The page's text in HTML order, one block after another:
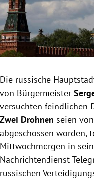
Untermenü
Untermenü
Untermenü
Die russische
von Bürgermeister
versuchten feindlichen
Zwei Drohnen seien
abgeschossen worden,
Mittwochmorgen in
Nachrichtendienst
russischen